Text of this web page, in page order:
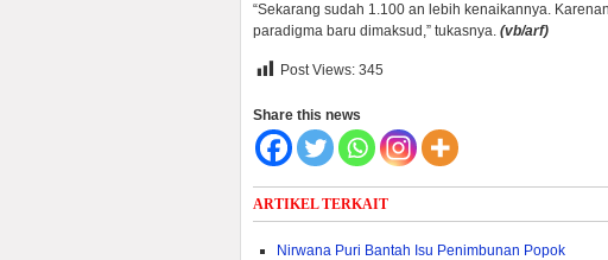
“Sekarang sudah 1.100 an lebih kenaikannya.
paradigma baru dimaksud,” tukasnya. (vb/arf)
Post Views: 345
Share this news
ARTIKEL TERKAIT
Nirwana Puri Bantah Isu Penimbunan Popok